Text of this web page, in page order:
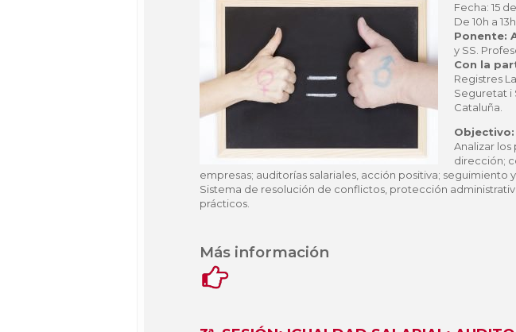
Fecha: 15
De 10h a 13h
Ponente:
y SS.
Con la
Registres
Seguretat i
Cataluña.
Objectivo:
Analizar
dirección;
empresas; auditorías salariales, acción positiva;
Sistema de resolución de conflictos, protección
prácticos.
Más información